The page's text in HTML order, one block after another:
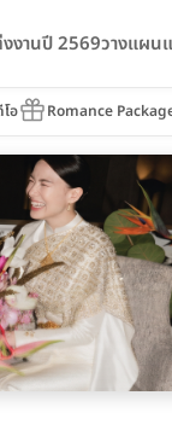
งานปี 2569วางแผน
อ Romance